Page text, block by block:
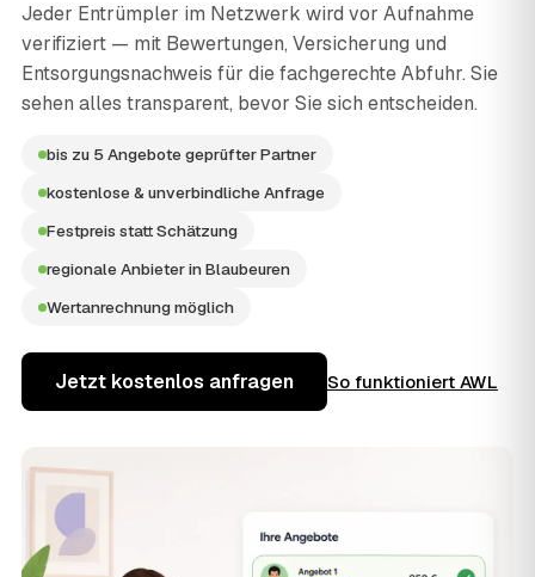
Jeder Entrümpler im Netzwerk wird vor Aufnahme
verifiziert — mit Bewertungen, Versicherung und
Entsorgungsnachweis für die fachgerechte Abfuhr. Sie
sehen alles transparent, bevor Sie sich entscheiden.
bis zu 5 Angebote geprüfter Partner
kostenlose & unverbindliche Anfrage
Festpreis statt Schätzung
regionale Anbieter in Blaubeuren
Wertanrechnung möglich
Jetzt kostenlos anfragen So funktioniert AWL